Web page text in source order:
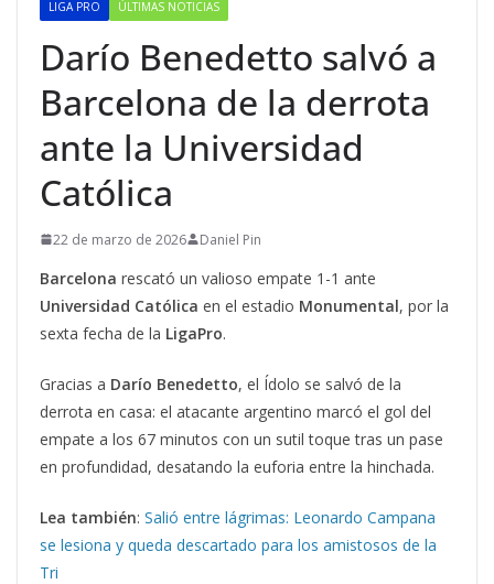
LIGA PRO ÚLTIMAS NOTICIAS
Darío Benedetto salvó a
Barcelona de la derrota
ante la Universidad
Católica
22 de marzo de 2026 Daniel Pin
Barcelona rescató un valioso empate 1-1 ante
Universidad Católica en el estadio Monumental, por la
sexta fecha de la LigaPro.
Gracias a Darío Benedetto, el Ídolo se salvó de la
derrota en casa: el atacante argentino marcó el gol del
empate a los 67 minutos con un sutil toque tras un pase
en profundidad, desatando la euforia entre la hinchada.
Lea también: Salió entre lágrimas: Leonardo Campana
se lesiona y queda descartado para los amistosos de la
Tri